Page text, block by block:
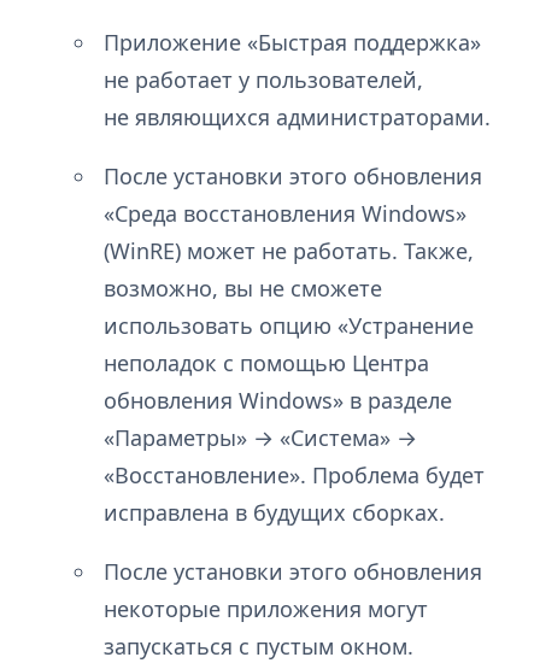
Приложение «Быстрая поддержка»
не работает у пользователей,
не являющихся администраторами.
После установки этого обновления
«Среда восстановления Windows»
(WinRE) может не работать. Также,
возможно, вы не сможете
использовать опцию «Устранение
неполадок с помощью Центра
обновления Windows» в разделе
«Параметры» → «Система» →
«Восстановление». Проблема будет
исправлена в будущих сборках.
После установки этого обновления
некоторые приложения могут
запускаться с пустым окном.